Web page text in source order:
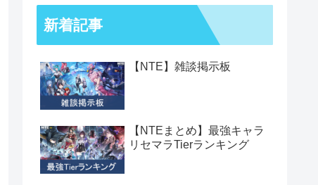
新着記事
【NTE】雑談掲示板
【NTEまとめ】最強キャラ
リセマラTierランキング